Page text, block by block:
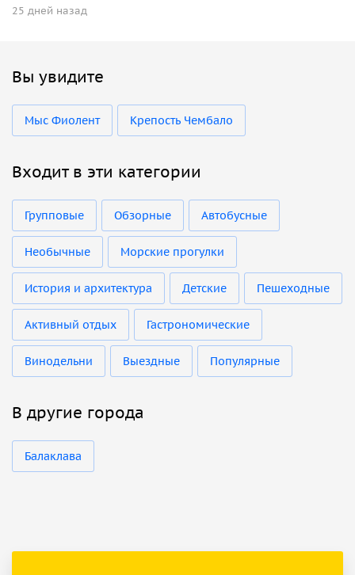
25 дней назад
Вы увидите
Мыс Фиолент Крепость Чембало
Входит в эти категории
Групповые Обзорные Автобусные
Необычные Морские прогулки
История и архитектура Детские Пешеходные
Активный отдых Гастрономические
Винодельни Выездные Популярные
В другие города
Балаклава